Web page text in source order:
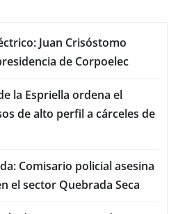
Juan Crisóstomo
de Corpoelec
la Espriella ordena el
de alto perfil a cárceles de
Comisario policial asesina
el sector Quebrada Seca